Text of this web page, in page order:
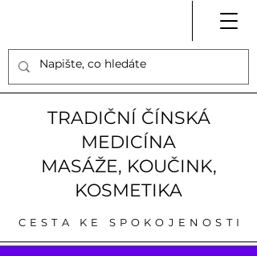
TRADIČNÍ ČÍNSKÁ
MEDICÍNA
MASÁŽE, KOUČINK,
KOSMETIKA
CESTA KE SPOKOJENOSTI